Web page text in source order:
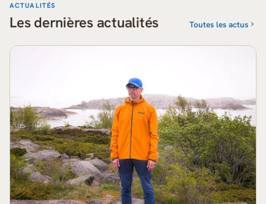
ACTUALITÉS
Les dernières actualités Toutes les actus